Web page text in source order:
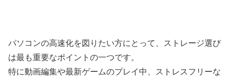
パソコンの高速化を図りたい方にとって、ストレージ選び
は最も重要なポイントの一つです。
特に動画編集や最新ゲームのプレイ中、ストレスフリーな